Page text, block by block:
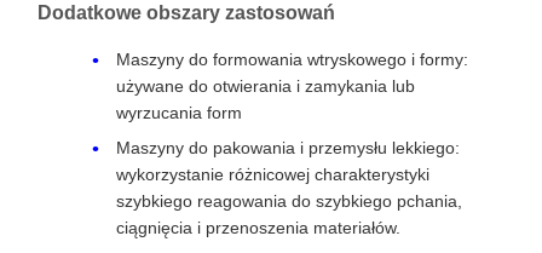
Dodatkowe obszary zastosowań
Maszyny do formowania wtryskowego i formy:
używane do otwierania i zamykania lub
wyrzucania form
Maszyny do pakowania i przemysłu lekkiego:
wykorzystanie różnicowej charakterystyki
szybkiego reagowania do szybkiego pchania,
ciągnięcia i przenoszenia materiałów.